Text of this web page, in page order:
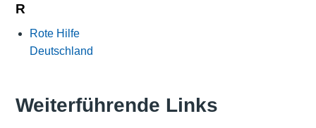
R
Rote Hilfe
Deutschland
Weiterführende Links